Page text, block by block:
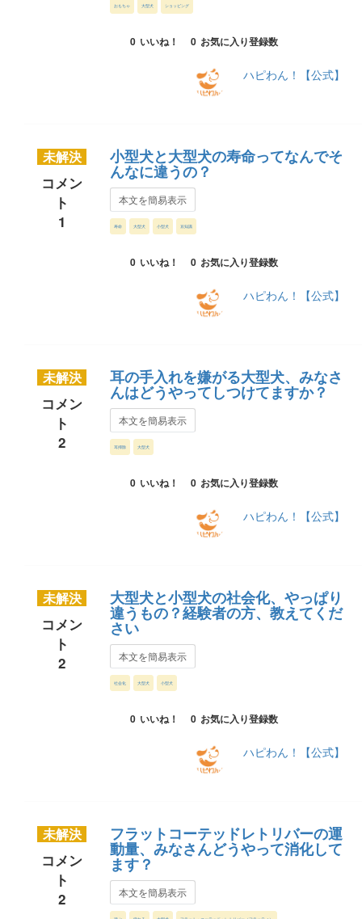
おもちゃ 大型犬 ショッピング
0 いいね！ 0 お気に入り登録数
ハピわん！【公式】
未解決
コメン
ト
1
小型犬と大型犬の寿命ってなんでそ
んなに違うの？
本文を簡易表示
寿命 大型犬 小型犬 豆知識
0 いいね！ 0 お気に入り登録数
ハピわん！【公式】
未解決
コメン
ト
2
耳の手入れを嫌がる大型犬、みなさ
んはどうやってしつけてますか？
本文を簡易表示
耳掃除 大型犬
0 いいね！ 0 お気に入り登録数
ハピわん！【公式】
未解決
コメン
ト
2
大型犬と小型犬の社会化、やっぱり
違うもの？経験者の方、教えてくだ
さい
本文を簡易表示
社会化 大型犬 小型犬
0 いいね！ 0 お気に入り登録数
ハピわん！【公式】
未解決
コメン
ト
2
フラットコーテッドレトリバーの運
動量、みなさんどうやって消化して
ます？
本文を簡易表示